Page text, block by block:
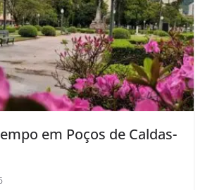
em Poços de Caldas-